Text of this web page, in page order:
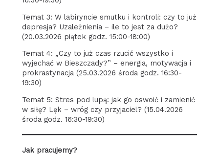
Temat 3: W labiryncie smutku i kontroli: czy to już
depresja? Uzależnienia – ile to jest za dużo?
(20.03.2026 piątek godz. 15:00-18:00)
Temat 4: „Czy to już czas rzucić wszystko i
wyjechać w Bieszczady?” – energia, motywacja i
prokrastynacja (25.03.2026 środa godz. 16:30-
19:30)
Temat 5: Stres pod lupą: jak go oswoić i zamienić
w siłę? Lęk – wróg czy przyjaciel? (15.04.2026
środa godz. 16:30-19:30)
Jak pracujemy?